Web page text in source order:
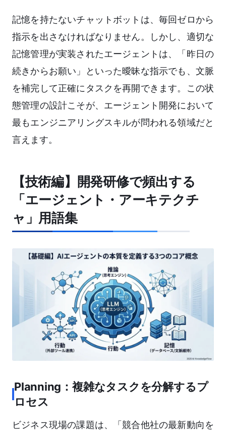
記憶を持たないチャットボットは、毎回ゼロから
指示を出さなければなりません。しかし、適切な
記憶管理が実装されたエージェントは、「昨日の
続きからお願い」といった曖昧な指示でも、文脈
を補完して正確にタスクを再開できます。この状
態管理の設計こそが、エージェント開発において
最もエンジニアリングスキルが問われる領域だと
言えます。
【技術編】開発研修で頻出する
「エージェント・アーキテクチ
ャ」用語集
Planning：複雑なタスクを分解するプ
ロセス
ビジネス現場の課題は、「競合他社の最新動向を